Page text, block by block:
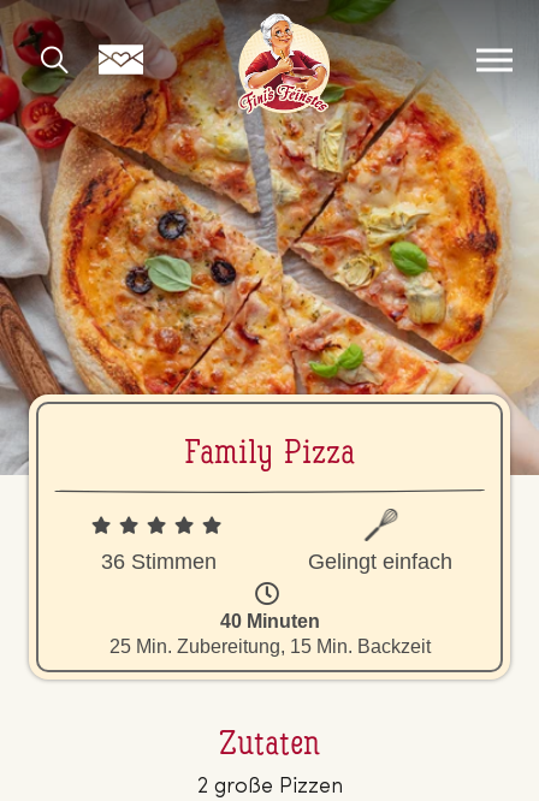
Family Pizza
36 Stimmen Gelingt einfach
40 Minuten
25 Min. Zubereitung, 15 Min. Backzeit
Zutaten
2 große Pizzen